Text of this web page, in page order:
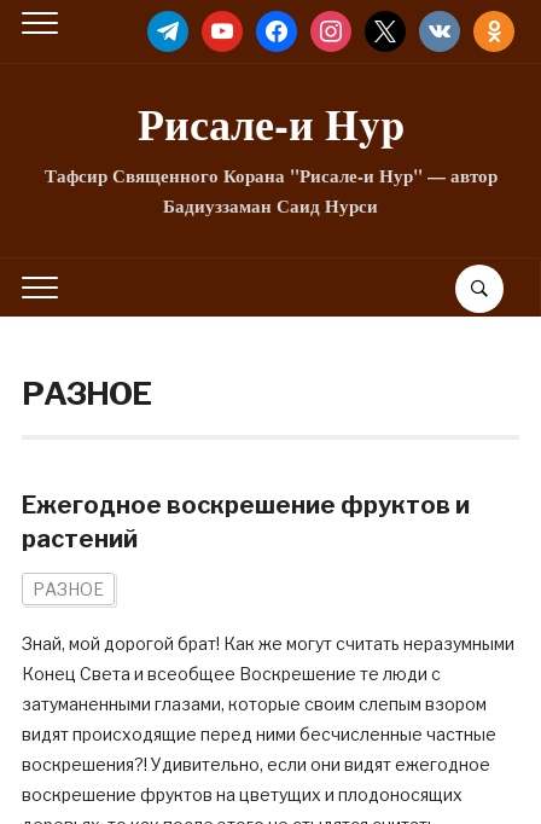
TELEGRAMYOUTUBEFACEBOOKINSTAGRAM
X VKONTAKTE
Рисале-и Hyp
Тафсир Священного Корана "Рисале-и Нур" — автор
Бадиуззаман Саид Нурси
РАЗНОЕ
Ежегодное воскрешение фруктов и
растений
РАЗНОЕ
Знай, мой дорогой брат! Как же могут считать неразумными
Конец Света и всеобщее Воскрешение те люди с
затуманенными глазами, которые своим слепым взором
видят происходящие перед ними бесчисленные частные
воскрешения?! Удивительно, если они видят ежегодное
воскрешение фруктов на цветущих и плодоносящих